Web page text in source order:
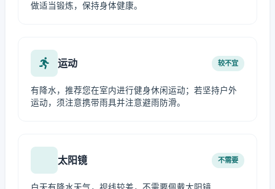
做适当锻炼，保持身体健康。
运动 较不宜
有降水，推荐您在室内进行健身休闲运动；若坚持户外
运动，须注意携带雨具并注意避雨防滑。
太阳镜 不需要